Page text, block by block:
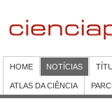
HOME NOTÍCIAS
ATLAS DA CIÊNCIA